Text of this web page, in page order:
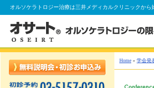
オルソケラトロジー治療は三井メディカルクリニックから
Home » 学会発